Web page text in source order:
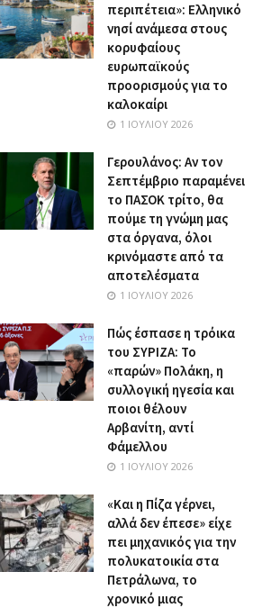
περιπέτεια»: Ελληνικό
νησί ανάμεσα στους
κορυφαίους
ευρωπαϊκούς
προορισμούς για το
καλοκαίρι
1 ΙΟΥΛΊΟΥ 2026
Γερουλάνος: Αν τον
Σεπτέμβριο παραμένει
το ΠΑΣΟΚ τρίτο, θα
πούμε τη γνώμη μας
στα όργανα, όλοι
κρινόμαστε από τα
αποτελέσματα
1 ΙΟΥΛΊΟΥ 2026
Πώς έσπασε η τρόικα
του ΣΥΡΙΖΑ: Το
«παρών» Πολάκη, η
συλλογική ηγεσία και
ποιοι θέλουν
Αρβανίτη, αντί
Φάμελλου
1 ΙΟΥΛΊΟΥ 2026
«Και η Πίζα γέρνει,
αλλά δεν έπεσε» είχε
πει μηχανικός για την
πολυκατοικία στα
Πετράλωνα, το
χρονικό μιας